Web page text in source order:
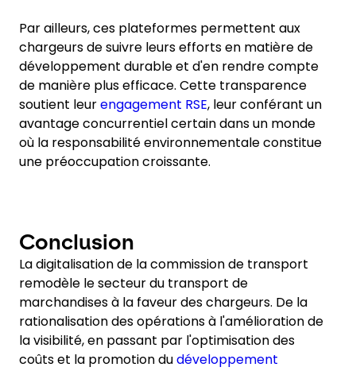
Par ailleurs, ces plateformes permettent aux
chargeurs de suivre leurs efforts en matière de
développement durable et d'en rendre compte
de manière plus efficace. Cette transparence
soutient leurengagement RSE, leur conférant un
avantage concurrentiel certain dans un monde
où la responsabilité environnementale constitue
une préoccupation croissante.
Conclusion
La digitalisation de la commission de transport
remodèle le secteur du transport de
marchandises à la faveur des chargeurs. De la
rationalisation des opérations à l'amélioration de
la visibilité, en passant par l'optimisation des
coûts et la promotion dudéveloppement